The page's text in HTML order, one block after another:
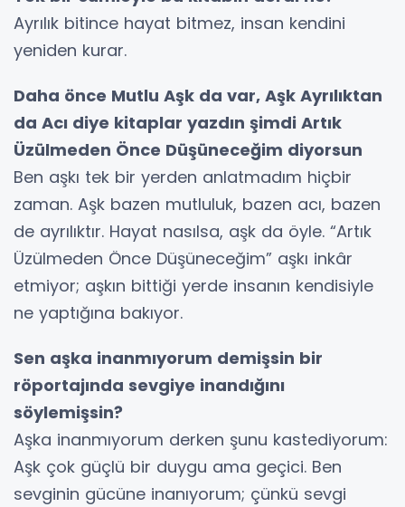
Ayrılık bitince hayat bitmez, insan kendini
yeniden kurar.
Daha önce Mutlu Aşk da var, Aşk Ayrılıktan
da Acı diye kitaplar yazdın şimdi Artık
Üzülmeden Önce Düşüneceğim diyorsun
Ben aşkı tek bir yerden anlatmadım hiçbir
zaman. Aşk bazen mutluluk, bazen acı, bazen
de ayrılıktır. Hayat nasılsa, aşk da öyle. “Artık
Üzülmeden Önce Düşüneceğim” aşkı inkâr
etmiyor; aşkın bittiği yerde insanın kendisiyle
ne yaptığına bakıyor.
Sen aşka inanmıyorum demişsin bir
röportajında sevgiye inandığını
söylemişsin?
Aşka inanmıyorum derken şunu kastediyorum:
Aşk çok güçlü bir duygu ama geçici. Ben
sevginin gücüne inanıyorum; çünkü sevgi